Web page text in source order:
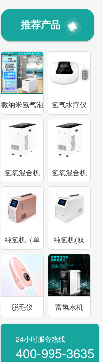
推荐产品
微纳米氢气泡
浴仪
氢气水疗仪
（三代）
氢氧混合机
(单
口)1800ml-
3000ml
氢氧混合机
3000ml
纯氢机（单
口）300ml-
600ml
纯氢机(双
口)600ml:300ml/
单口
脱毛仪 富氢水机
24小时服务热线
400-995-3635